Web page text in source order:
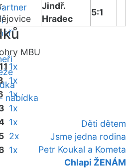
nabídka
Děti dětem
Jsme jedna rodina
Petr Koukal a Kometa
Chlapi ŽENÁM
Jindř.
Hradec
5:1
MBU
1x
1x
1x
1x
1x
2x
1x